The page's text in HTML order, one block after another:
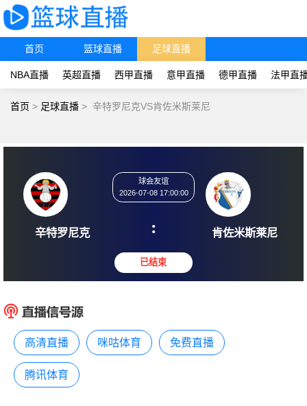
首页 篮球直播 足球直播
NBA直播 英超直播 西甲直播 意甲直播 德甲直播 法甲直
首页 > 足球直播 > 辛特罗尼克VS肯佐米斯莱尼
辛特罗尼克
2026-07-08 17:00:00
: 肯佐米
高清直播 咪咕体育 免费直播
腾讯体育